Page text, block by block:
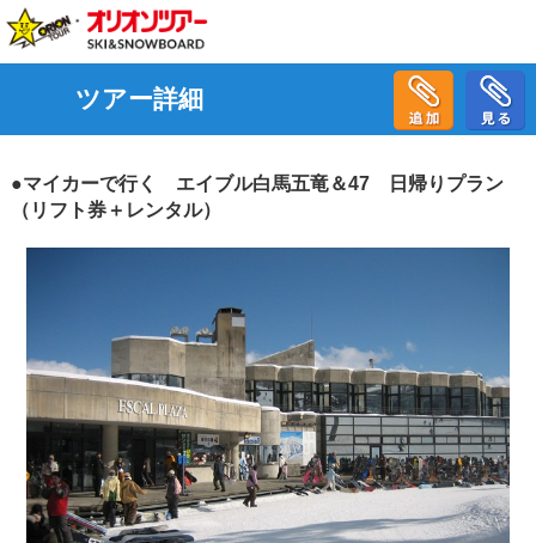
ツアー詳細
●マイカーで行く エイブル白馬五竜＆47 日帰りプラン
（リフト券＋レンタル）